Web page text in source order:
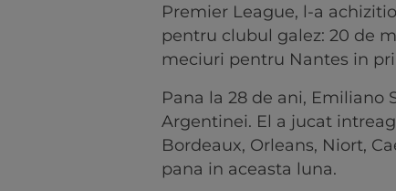
Premier League, l-a
pentru clubul galez: 20 de
meciuri pentru Nantes in
Pana la 28 de ani, Emiliano
Argentinei. El a jucat
Bordeaux, Orleans, Niort,
pana in aceasta luna.